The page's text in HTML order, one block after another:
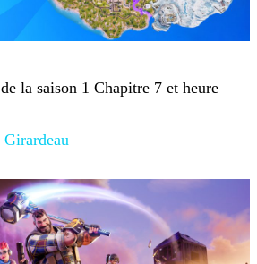
la saison 1 Chapitre 7 et heure
Girardeau